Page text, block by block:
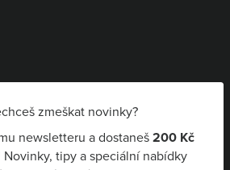
zmeškat novinky?
newsletteru a dostaneš200 Kč
Novinky, tipy a speciální nabídky